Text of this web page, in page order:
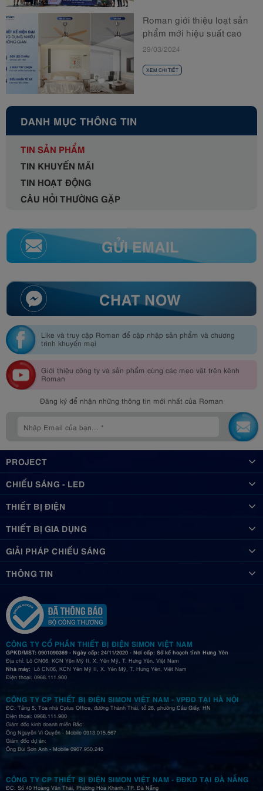
Roman giới thiệu loạt sản
phẩm mới hiệu suất cao
đến với người tiêu dùng
29/03/2024
XEM CHI TIẾT
DANH MỤC THÔNG TIN
TIN SẢN PHẨM
TIN KHUYẾN MÃI
TIN HOẠT ĐỘNG
CÂU HỎI THƯỜNG GẶP
GỬI EMAIL
CHAT NOW
Like và truy cập Roman để cập nhập sản phẩm và chương
trình khuyến mại
Giới thiệu công ty và sản phẩm cùng các mẹo vặt trên kênh
Roman
Đăng ký để nhận những thông tin mới nhất của Roman
PROJECT
CHIẾU SÁNG - LED
THIẾT BỊ ĐIỆN
THIẾT BỊ GIA DỤNG
GIẢI PHÁP CHIẾU SÁNG
THÔNG TIN
CÔNG TY CỔ PHẦN THIẾT BỊ ĐIỆN SIMON VIỆT NAM
GPKD/MST: 0901090369 - Ngày cấp: 24/11/2020 - Nơi cấp: Sở kế hoạch tỉnh Hưng Yên
Địa chỉ: Lô CN06, KCN Yên Mỹ II, X. Yên Mỹ, T. Hưng Yên, Việt Nam
Nhà máy: Lô CN06, KCN Yên Mỹ II, X. Yên Mỹ, T. Hưng Yên, Việt Nam
Điện thoại: 0968.111.900
CÔNG TY CP THIẾT BỊ ĐIỆN SIMON VIỆT NAM - VPĐD TẠI HÀ NỘI
ĐC: Tầng 5, Tòa nhà Cplus Office, đường Thành Thái, tổ 28, phường Cầu Giấy, HN
Điện thoại: 0968.111.900
Giám đốc kinh doanh miền Bắc:
Ông Nguyễn Vi Quyền - Mobile 0913.015.567
Giám đốc dự án:
Ông Bùi Sơn Anh - Mobile 0967.950.240
CÔNG TY CP THIẾT BỊ ĐIỆN SIMON VIỆT NAM - ĐĐKD TẠI ĐÀ NẴNG
ĐC: Số 40 Hoàng Văn Thái, Phường Hòa Khánh, TP. Đà Nẵng